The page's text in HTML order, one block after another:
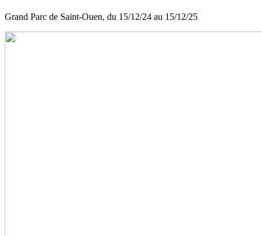
Grand Parc de Saint-Ouen, du 15/12/24 au 15/12/25